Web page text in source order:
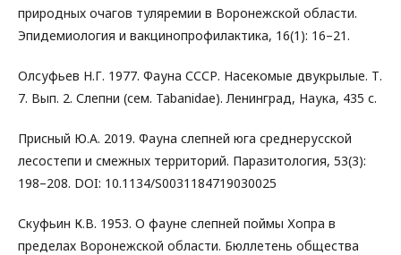
природных очагов туляремии в Воронежской области.
Эпидемиология и вакцинопрофилактика, 16(1): 16–21.
Олсуфьев Н.Г. 1977. Фауна СССР. Насекомые двукрылые. Т.
7. Вып. 2. Слепни (сем. Tabanidae). Ленинград, Наука, 435 с.
Присный Ю.А. 2019. Фауна слепней юга среднерусской
лесостепи и смежных территорий. Паразитология, 53(3):
198–208. DOI: 10.1134/S0031184719030025
Скуфьин К.В. 1953. О фауне слепней поймы Хопра в
пределах Воронежской области. Бюллетень общества